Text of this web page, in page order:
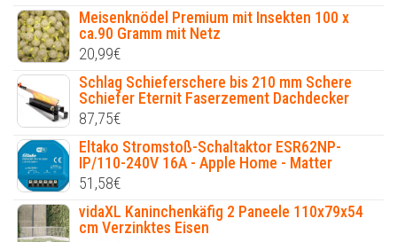
Meisenknödel Premium mit Insekten 100 x
ca.90 Gramm mit Netz
20,99€
Schlag Schieferschere bis 210 mm Schere
Schiefer Eternit Faserzement Dachdecker
87,75€
Eltako Stromstoß-Schaltaktor ESR62NP-
IP/110-240V 16A - Apple Home - Matter
51,58€
vidaXL Kaninchenkäfig 2 Paneele 110x79x54
cm Verzinktes Eisen